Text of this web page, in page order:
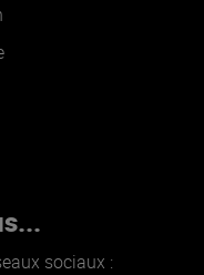
sociaux :